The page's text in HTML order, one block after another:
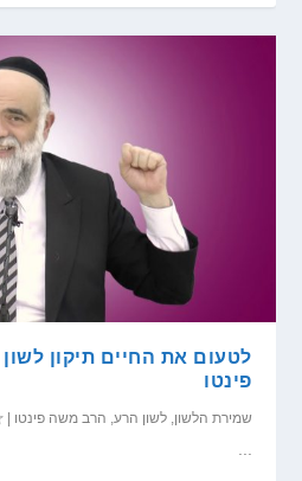
לטעום את החיים תיקון
פינטו
שמירת הלשון,לשון הרע, הרב משה פינטו |